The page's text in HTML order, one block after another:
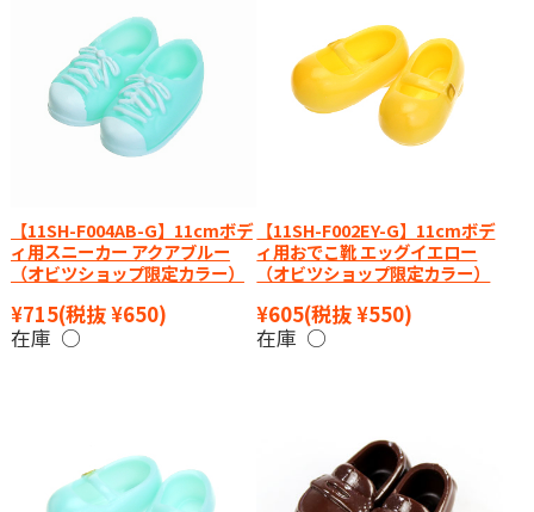
【11SH-F004AB-G】11cmボデ
ィ用スニーカー アクアブルー
（オビツショップ限定カラー）
¥715(税抜 ¥650)
在庫 ○
【11SH-F002EY-G】11cmボデ
ィ用おでこ靴 エッグイエロー
（オビツショップ限定カラー）
¥605(税抜 ¥550)
在庫 ○